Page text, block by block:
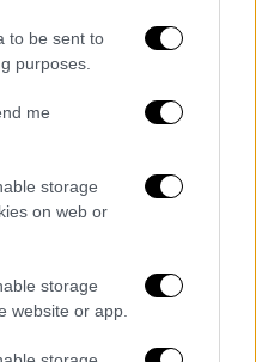
to be sent to
purposes.
me
storage
on web or
storage
website or app.
ήταν η «υλική,
σε
της
Μασκ
αναπαράγοντας
of TikTok»,
«γιατί
σκουπίδια
πάρα